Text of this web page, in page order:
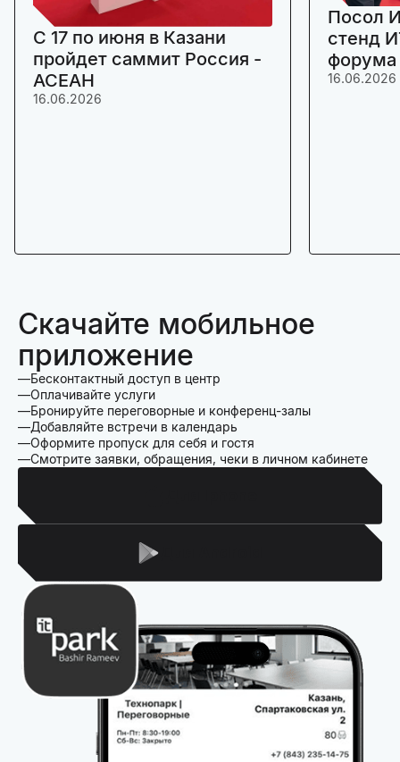
C 17 по июня в Казани
пройдет саммит Россия -
АСЕАН
16.06.2026
Посол
стенд
16.06.2026
Скачайте мобильное
приложение
Бесконтактный доступ в центр
Оплачивайте услуги
Бронируйте переговорные и конференц-залы
Добавляйте встречи в календарь
Оформите пропуск для себя и гостя
Смотрите заявки, обращения, чеки в личном кабинете